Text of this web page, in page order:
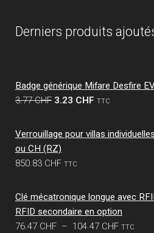
Derniers produits
Badge générique Mifare Desfire
3.77CHF Le
était :
3.77 CHF.
3.23 CHFLe
actuel
TTC
Verrouillage pour villas
ou CH (RZ)
850.83 CHF TTC
Clé mécatronique longue avec
RFID secondaire en option
76.47 CHF – 104.47 CHFPlage
TTC